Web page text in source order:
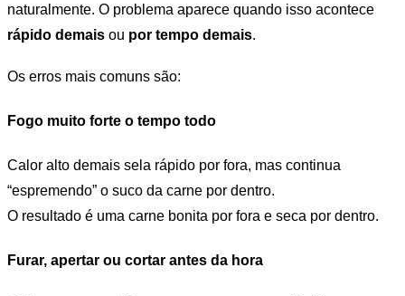
naturalmente. O problema aparece quando isso acontece
rápido demais ou por tempo demais.
Os erros mais comuns são:
Fogo muito forte o tempo todo
Calor alto demais sela rápido por fora, mas continua
“espremendo” o suco da carne por dentro.
O resultado é uma carne bonita por fora e seca por dentro.
Furar, apertar ou cortar antes da hora